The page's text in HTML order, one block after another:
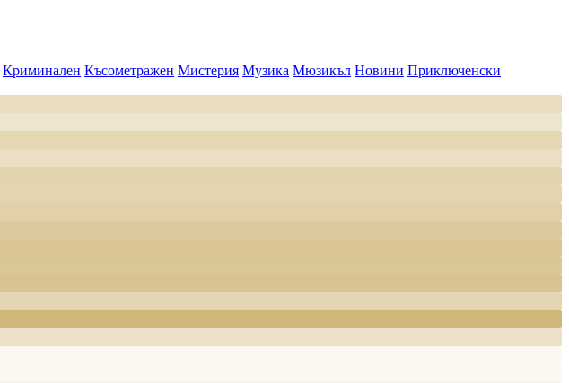
Криминален Късометражен Мистерия Музика Мюзикъл Новини Приключенски